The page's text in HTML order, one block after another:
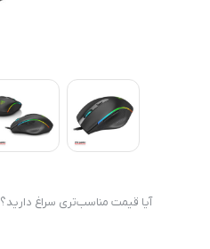
آیا قیمت مناسب‌تری سراغ دارید؟